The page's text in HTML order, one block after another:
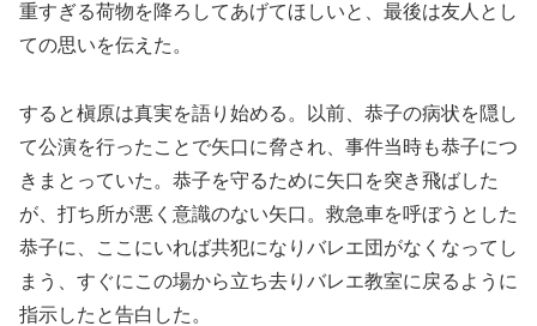
重すぎる荷物を降ろしてあげてほしいと、最後は友人とし
ての思いを伝えた。
すると槇原は真実を語り始める。以前、恭子の病状を隠し
て公演を行ったことで矢口に脅され、事件当時も恭子につ
きまとっていた。恭子を守るために矢口を突き飛ばした
が、打ち所が悪く意識のない矢口。救急車を呼ぼうとした
恭子に、ここにいれば共犯になりバレエ団がなくなってし
まう、すぐにこの場から立ち去りバレエ教室に戻るように
指示したと告白した。